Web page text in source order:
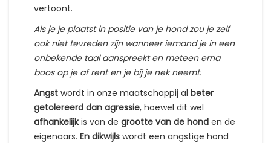
vertoont.
Als je je plaatst in positie van je hond zou je zelf
ook niet tevreden zijn wanneer iemand je in een
onbekende taal aanspreekt en meteen erna
boos op je af rent en je bij je nek neemt.
Angst wordt in onze maatschappij al beter
getolereerd dan agressie, hoewel dit wel
afhankelijkis van de grootte van de hond en de
eigenaars. En dikwijls wordt een angstige hond